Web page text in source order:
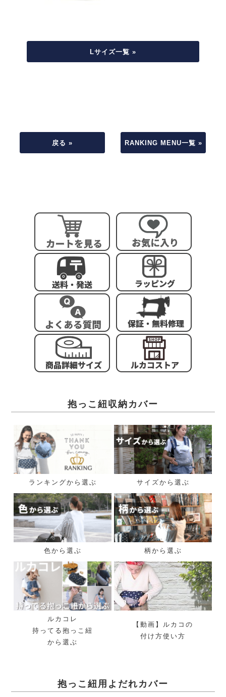
Lサイズ一覧 »
戻る » RANKING MENU一覧 »
抱っこ紐収納カバー
ランキングから選ぶ サイズから選ぶ
色から選ぶ 柄から選ぶ
ルカコレ
持ってる抱っこ紐
から選ぶ
【動画】ルカコの
付け方使い方
抱っこ紐用よだれカバー